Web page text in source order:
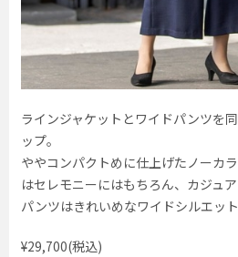
ラインジャケットとワイドパンツを
ップ。
ややコンパクトめに仕上げたノーカ
はセレモニーにはもちろん、カジュ
パンツはきれいめなワイドシルエット
¥29,700(税込)